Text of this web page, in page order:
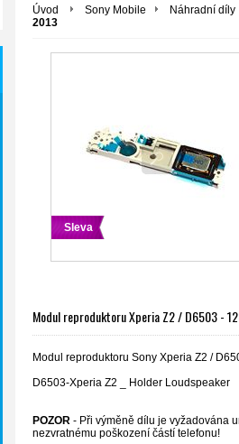
Úvod Sony Mobile Náhradní díly
2013
Sleva
Modul reproduktoru Xperia Z2 / D6503 -
Modul reproduktoru Sony Xperia Z2 /
D6503-Xperia Z2 _ Holder Loudspeaker
POZOR - Při výměně dílu je vyžadována
nezvratnému poškození částí telefonu!